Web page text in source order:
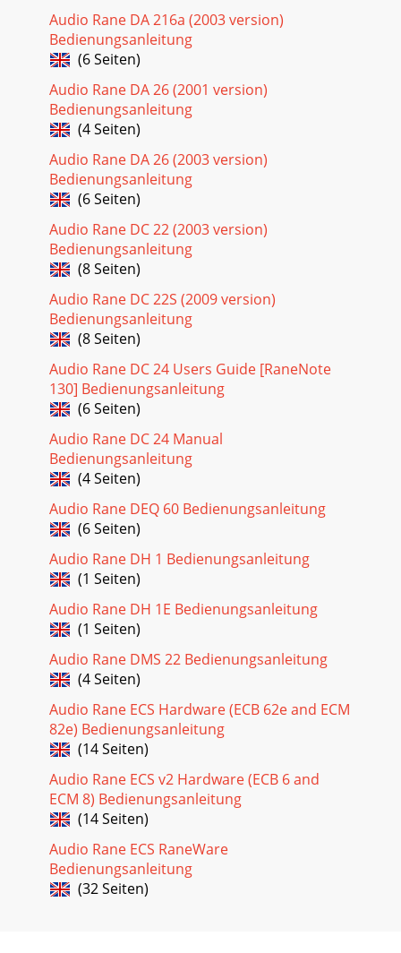
Audio Rane DA 216a (2003 version)
Bedienungsanleitung
(6 Seiten)
Audio Rane DA 26 (2001 version)
Bedienungsanleitung
(4 Seiten)
Audio Rane DA 26 (2003 version)
Bedienungsanleitung
(6 Seiten)
Audio Rane DC 22 (2003 version)
Bedienungsanleitung
(8 Seiten)
Audio Rane DC 22S (2009 version)
Bedienungsanleitung
(8 Seiten)
Audio Rane DC 24 Users Guide [RaneNote
130] Bedienungsanleitung
(6 Seiten)
Audio Rane DC 24 Manual
Bedienungsanleitung
(4 Seiten)
Audio Rane DEQ 60 Bedienungsanleitung
(6 Seiten)
Audio Rane DH 1 Bedienungsanleitung
(1 Seiten)
Audio Rane DH 1E Bedienungsanleitung
(1 Seiten)
Audio Rane DMS 22 Bedienungsanleitung
(4 Seiten)
Audio Rane ECS Hardware (ECB 62e and ECM
82e) Bedienungsanleitung
(14 Seiten)
Audio Rane ECS v2 Hardware (ECB 6 and
ECM 8) Bedienungsanleitung
(14 Seiten)
Audio Rane ECS RaneWare
Bedienungsanleitung
(32 Seiten)